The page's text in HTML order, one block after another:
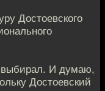
Достоевского
выбирал. И думаю,
Достоевский